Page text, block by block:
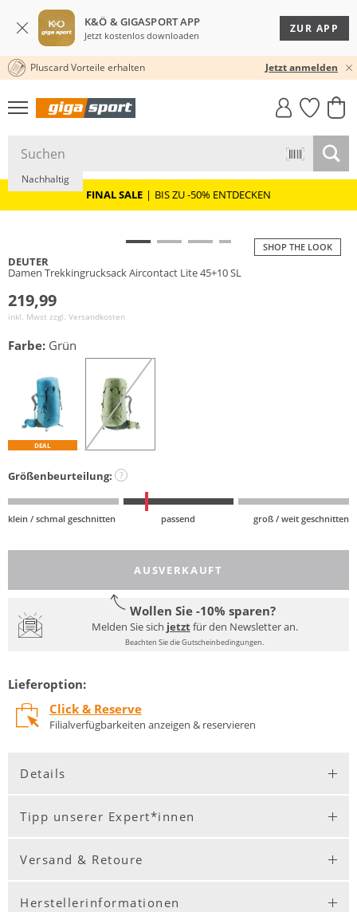
K&Ö & GIGASPORT APP
Jetzt kostenlos downloaden
ZUR APP
30 TAGE RÜCKGABERECHT
Pluscard Vorteile erhalten Jetzt anmelden
GIGASTYLE
FAHRRAD­
MUST-HAVE
FINAL SALE | BIS ZU -50% ENTDECKEN
SHOP THE LOOK
Nachhaltig
DEUTER
Damen Trekkingrucksack Aircontact Lite 45+10 SL
219,99
inkl. Mwst zzgl. Versandkosten
Farbe: Grün
DEAL
Größenbeurteilung: ?
klein / schmal geschnitten passend groß / weit geschnitten
AUSVERKAUFT
Wollen Sie -10% sparen?
Melden Sie sich jetztfür den Newsletter an.
Beachten Sie die Gutscheinbedingungen.
Lieferoption:
Click & Reserve
Filialverfügbarkeiten anzeigen & reservieren
Details
Tipp unserer Expert*innen
Versand & Retoure
Herstellerinformationen